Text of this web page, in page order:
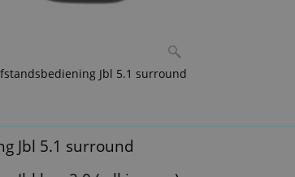
Jbl 5.1 surround
Jbl 5.1 surround